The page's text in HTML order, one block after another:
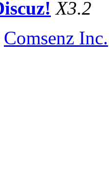
X3.2
Comsenz Inc.